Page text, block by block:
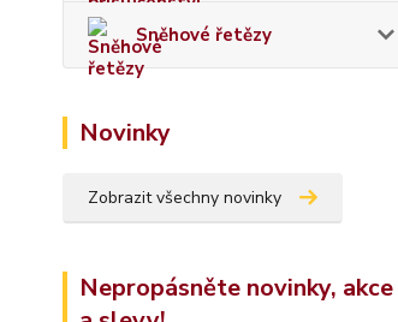
Sněhové řetězy
Novinky
Zobrazit všechny novinky
Nepropásněte novinky, akce